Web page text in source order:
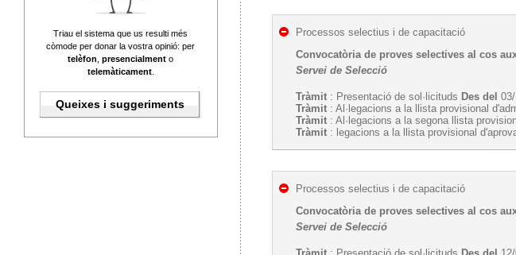
Processos selectius i de capacitació
Convocatòria de proves selectives al cos
Servei de Selecció
Tràmit : Presentació de sol·licituds Des del
Tràmit : Al·legacions a la llista provisional
Tràmit : Al·legacions a la segona llista
Tràmit : legacions a la llista provisional
Processos selectius i de capacitació
Convocatòria de proves selectives al cos
Servei de Selecció
Triau el sistema que us resulti més
còmode per donar la vostra opinió: per
telèfon ,presencialment o
telemàticament.
Queixes i suggeriments